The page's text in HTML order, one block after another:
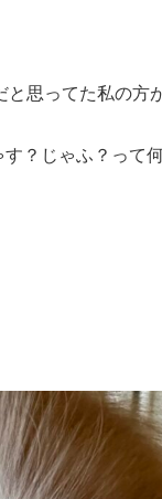
思ってた私の方
？じゃふ？って